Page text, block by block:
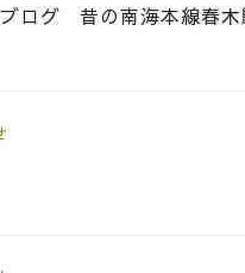
ログ 昔の南海本線春